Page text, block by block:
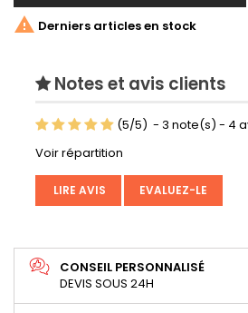
 Derniers articles en stock
Notes et avis clients
(5/5) - 3 note(s) - 4
Voir répartition
LIRE AVIS EVALUEZ-LE
CONSEIL PERSONNALISÉ
DEVIS SOUS 24H